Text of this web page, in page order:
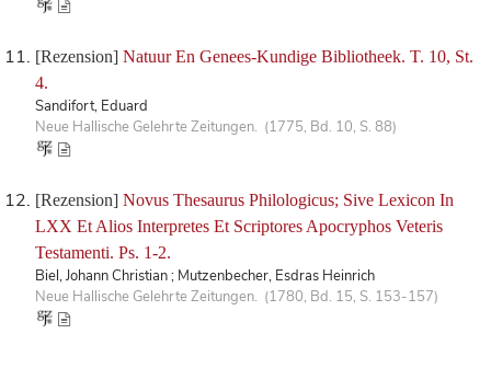
[Rezension] Natuur En Genees-Kundige Bibliotheek. T. 10, St.
4.
Sandifort, Eduard
Neue Hallische Gelehrte Zeitungen. (1775, Bd. 10, S. 88)
[Rezension] Novus Thesaurus Philologicus; Sive Lexicon In
LXX Et Alios Interpretes Et Scriptores Apocryphos Veteris
Testamenti. Ps. 1-2.
Biel, Johann Christian ; Mutzenbecher, Esdras Heinrich
Neue Hallische Gelehrte Zeitungen. (1780, Bd. 15, S. 153-157)